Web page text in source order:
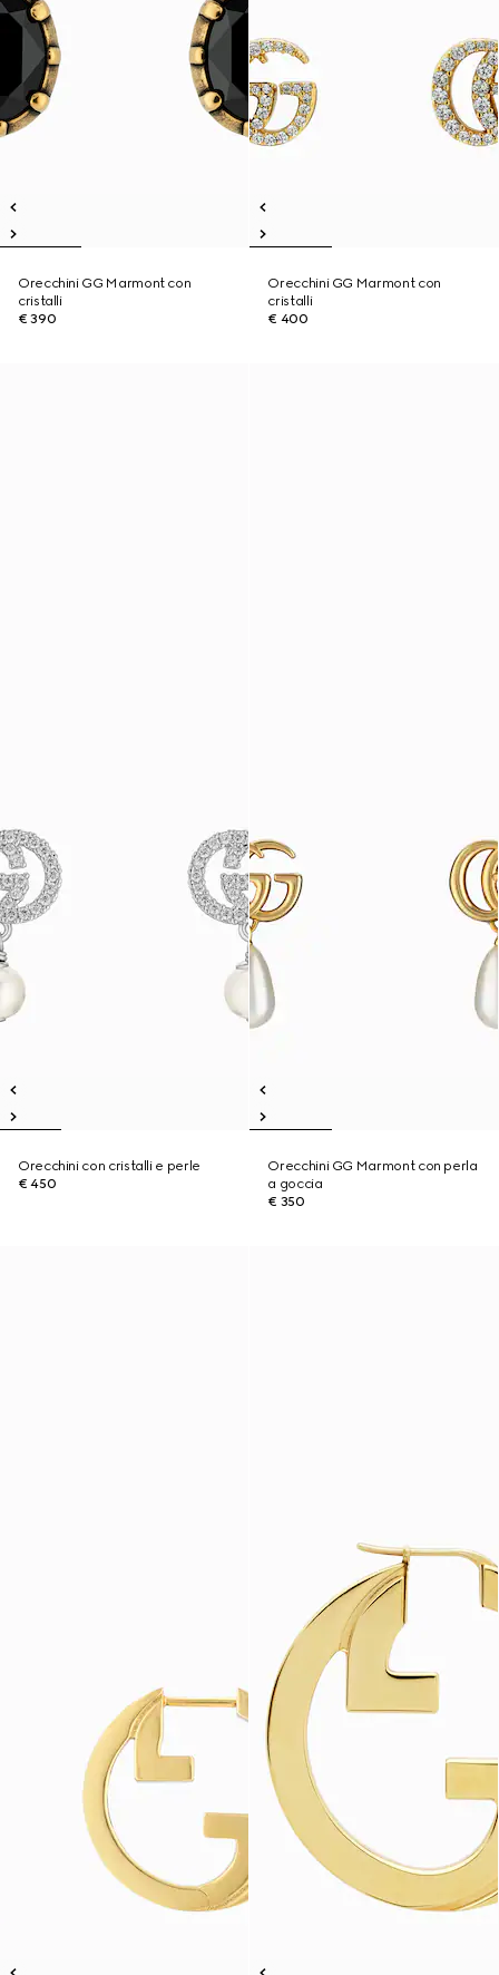
Orecchini GG Marmont con
cristalli
€ 390
Orecchini GG Marmont con
cristalli
€ 400
Orecchini con cristalli e perle
€ 450
Orecchini GG Marmont con perla
a goccia
€ 350